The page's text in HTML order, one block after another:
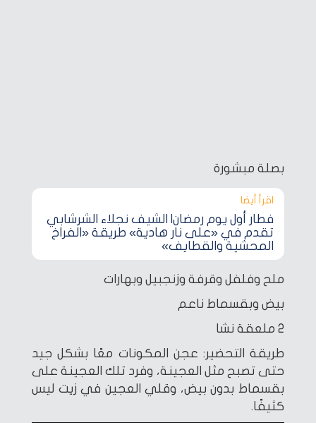
بصلة مبشورة
اقرأ أيضا‎
فطار أول يوم رمضان| الشيف نجلاء الشرشابي
تقدم في «على نار هادية» طريقة «الفراخ
المحشية والقطايف»
ملح وفلفل وقرفة وزنجبيل وبهارات
بيض وبقسماط ناعم
2 ملعقة نشا
طريقة التحضير: عجن المكونات معًا بشكل جيد
حتى تصبح مثل العجينة، وفرد تلك العجينة على
بقسماط بدون بيض، وقلي العجين في زيت ليس
كثيفًا.